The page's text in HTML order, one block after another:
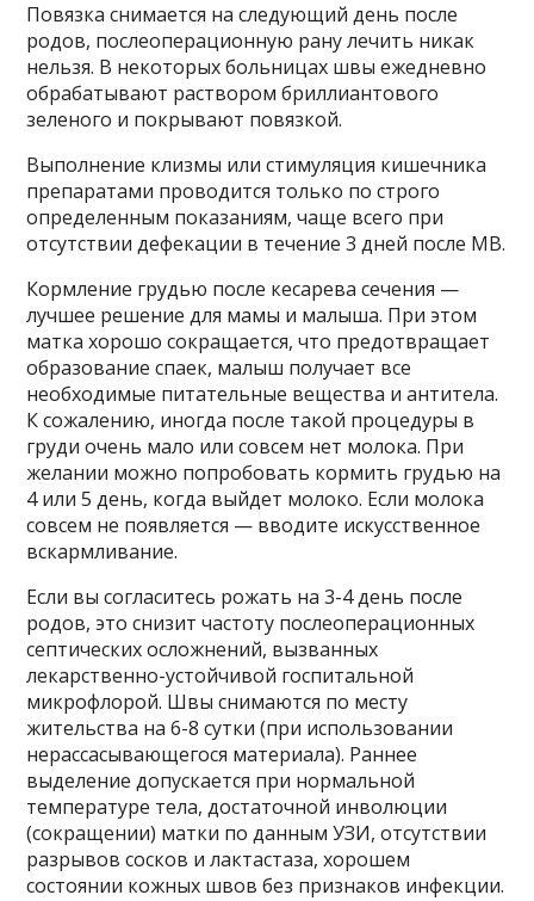
Повязка снимается на следующий день после
родов, послеоперационную рану лечить никак
нельзя. В некоторых больницах швы ежедневно
обрабатывают раствором бриллиантового
зеленого и покрывают повязкой.
Выполнение клизмы или стимуляция кишечника
препаратами проводится только по строго
определенным показаниям, чаще всего при
отсутствии дефекации в течение 3 дней после МВ.
Кормление грудью после кесарева сечения —
лучшее решение для мамы и малыша. При этом
матка хорошо сокращается, что предотвращает
образование спаек, малыш получает все
необходимые питательные вещества и антитела.
К сожалению, иногда после такой процедуры в
груди очень мало или совсем нет молока. При
желании можно попробовать кормить грудью на
4 или 5 день, когда выйдет молоко. Если молока
совсем не появляется — вводите искусственное
вскармливание.
Если вы согласитесь рожать на 3-4 день после
родов, это снизит частоту послеоперационных
септических осложнений, вызванных
лекарственно-устойчивой госпитальной
микрофлорой. Швы снимаются по месту
жительства на 6-8 сутки (при использовании
нерассасывающегося материала). Раннее
выделение допускается при нормальной
температуре тела, достаточной инволюции
(сокращении) матки по данным УЗИ, отсутствии
разрывов сосков и лактастаза, хорошем
состоянии кожных швов без признаков инфекции.